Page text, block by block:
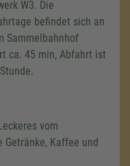
W3. Die
befindet sich an
Sammelbahnhof
ca. 45 min, Abfahrt ist
vom
Kaffee und